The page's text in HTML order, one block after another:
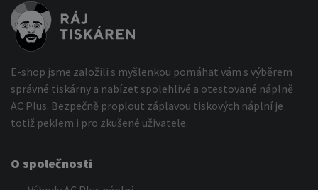
E-shop jsme založili s myšlenkou pomáhat vám s výběrem
správné tiskárny a nabízet spolehlivé a otestované náplně
AC Plus. Bezpečně proplout záplavou tiskových náplní je
totiž peklem i pro zkušené uživatele.
O společnosti